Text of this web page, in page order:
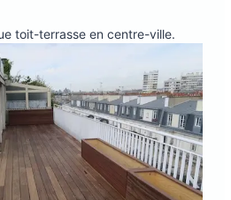
toit-terrasse en centre-ville.